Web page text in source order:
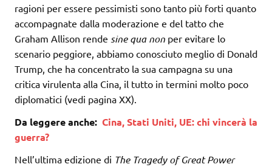
ragioni per essere pessimisti sono tanto più forti quanto
accompagnate dalla moderazione e del tatto che
Graham Allison rende sine qua non per evitare lo
scenario peggiore, abbiamo conosciuto meglio di Donald
Trump, che ha concentrato la sua campagna su una
critica virulenta alla Cina, il tutto in termini molto poco
diplomatici (vedi pagina XX).
Da leggere anche: Cina, Stati Uniti, UE: chi vincerà la
guerra?
Nell’ultima edizione di The Tragedy of Great Power